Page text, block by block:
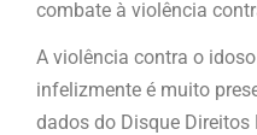
combate à violência
A violência contra o
infelizmente é muito
dados do Disque